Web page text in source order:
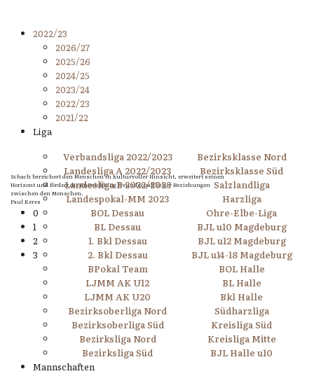
Schach bereichert den Menschen in kulturvoller Hinsicht, erweitert seinen
Horizont und fördert die Entwicklung freundschaftlicher Beziehungen
zwischen den Menschen.
Paul Keres
0
1
2
3
2022/23
2026/27
2025/26
2024/25
2023/24
2022/23
2021/22
Liga
Verbandsliga 2022/2023
Bezirksklasse Nord
Landesliga A 2022/2023
Bezirksklasse Süd
Landesliga B 2022/2023
Salzlandliga
Landespokal-MM 2023
Harzliga
BOL Dessau
Ohre-Elbe-Liga
BL Dessau
BJL u10 Magdeburg
1. Bkl Dessau
BJL u12 Magdeburg
2. Bkl Dessau
BJL u14-18 Magdeburg
BPokal Team
BOL Halle
LJMM AK U12
BL Halle
LJMM AK U20
Bkl Halle
Bezirksoberliga Nord
Südharzliga
Bezirksoberliga Süd
Kreisliga Süd
Bezirksliga Nord
Kreisliga Mitte
Bezirksliga Süd
BJL Halle u10
Mannschaften